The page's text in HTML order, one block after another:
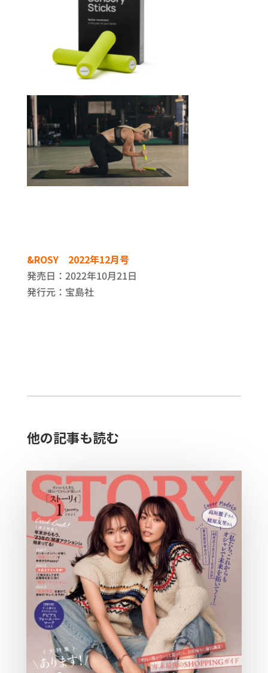
&ROSY 2022年12月号
発売日：2022年10月21日
発行元：宝島社
他の記事も読む​